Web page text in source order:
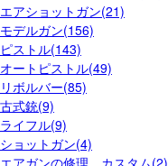
エアショットガン(21)
モデルガン(156)
ピストル(143)
オートピストル(49)
リボルバー(85)
古式銃(9)
ライフル(9)
ショットガン(4)
エアガンの修理、カスタム(2)